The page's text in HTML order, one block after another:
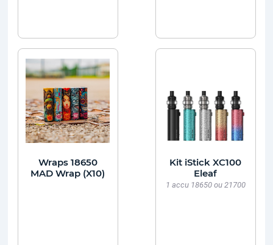
Wraps 18650
MAD Wrap (X10)
Kit iStick XC100
Eleaf
1 accu 18650 ou 21700